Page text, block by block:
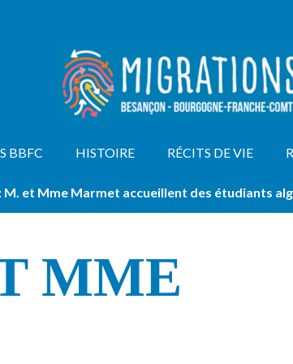
BBFC HISTOIRE RÉCITS DE VIE
M. et Mme Marmet accueillent des étudiants
MME